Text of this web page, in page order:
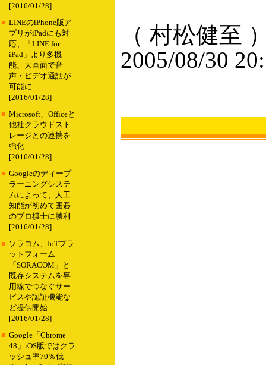
[2016/01/28]
■ LINEのiPhone版ア
プリがiPadにも対
応、「LINE for
iPad」より多機
能、大画面で音
声・ビデオ通話が
可能に
[2016/01/28]
■ Microsoft、Officeと
他社クラウドスト
レージとの連携を
強化
[2016/01/28]
■ Googleのディープ
ラーニングシステ
ムによって、人工
知能が初めて囲碁
のプロ棋士に勝利
[2016/01/28]
■ ソラコム、IoTプラ
ットフォーム
「SORACOM」と
既存システムを専
用線でつなぐサー
ビスや認証機能な
ど提供開始
[2016/01/28]
■ Google「Chrome
48」iOS版ではクラ
ッシュ率70％低
（ 村松健至
2005/08/30